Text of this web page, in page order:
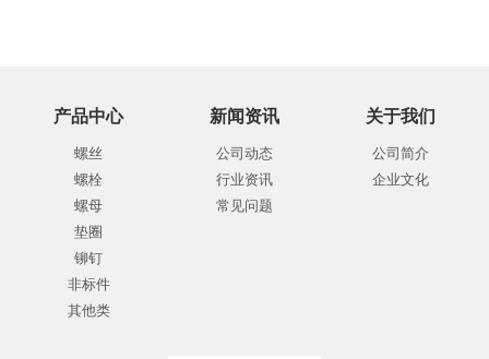
产品中心
螺丝
螺栓
螺母
垫圈
铆钉
非标件
其他类
新闻资讯
公司动态
行业资讯
常见问题
关于我们
公司简介
企业文化